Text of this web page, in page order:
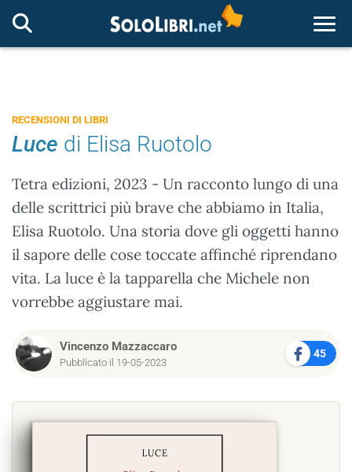
RECENSIONI DI LIBRI
Luce di Elisa Ruotolo
Tetra edizioni, 2023 - Un racconto lungo di una
delle scrittrici più brave che abbiamo in Italia,
Elisa Ruotolo. Una storia dove gli oggetti hanno
il sapore delle cose toccate affinché riprendano
vita. La luce è la tapparella che Michele non
vorrebbe aggiustare mai.
Vincenzo Mazzaccaro
Pubblicato il 19-05-2023
45